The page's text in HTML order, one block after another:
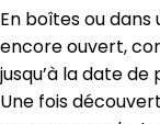
En boîtes ou dans
encore ouvert,
jusqu’à la date
Une fois